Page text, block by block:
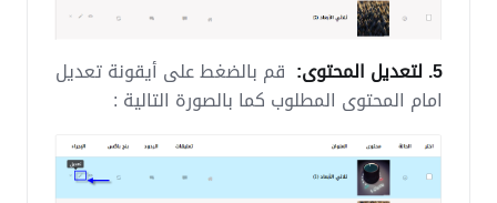
5. لتعديل المحتوى:
قم بالضغط على أيقونة تعديل
امام المحتوى المطلوب كما بالصورة التالية :